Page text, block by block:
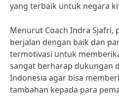
yang terbaik untuk negara
Menurut Coach Indra Sjafri,
berjalan dengan baik dan
termotivasi untuk
sangat berharap dukungan
Indonesia agar bisa
tambahan kepada para